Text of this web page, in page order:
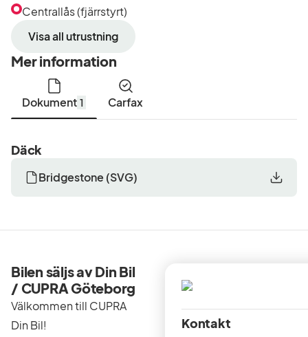
Centrallås (fjärrstyrt)
Visa all utrustning
Mer information
Dokument 1 Carfax
Däck
Bridgestone (SVG)
Bilen säljs av Din Bil
/ CUPRA Göteborg
Välkommen till CUPRA
Din Bil!
Kontakt